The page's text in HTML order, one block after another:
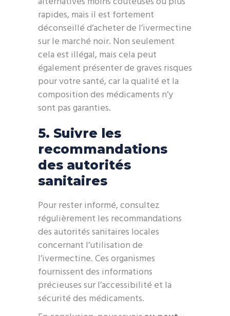
rapides, mais il est fortement
déconseillé d’acheter de l’ivermectine
sur le marché noir. Non seulement
cela est illégal, mais cela peut
également présenter de graves risques
pour votre santé, car la qualité et la
composition des médicaments n’y
sont pas garanties.
5. Suivre les
recommandations
des autorités
sanitaires
Pour rester informé, consultez
régulièrement les recommandations
des autorités sanitaires locales
concernant l’utilisation de
l’ivermectine. Ces organismes
fournissent des informations
précieuses sur l’accessibilité et la
sécurité des médicaments.